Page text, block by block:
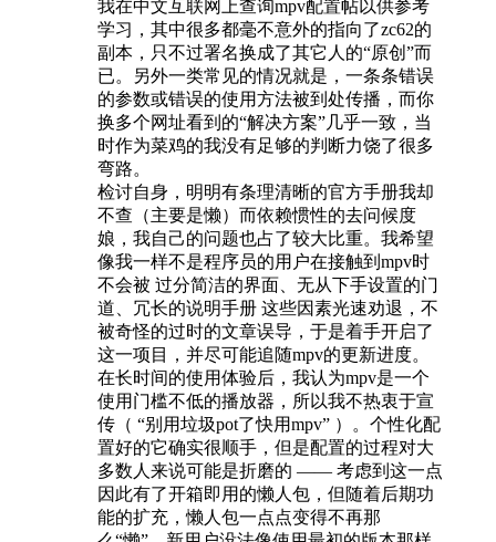
我在中文互联网上查询mpv配置帖以供参考
学习，其中很多都毫不意外的指向了zc62的
副本，只不过署名换成了其它人的“原创”而
已。另外一类常见的情况就是，一条条错误
的参数或错误的使用方法被到处传播，而你
换多个网址看到的“解决方案”几乎一致，当
时作为菜鸡的我没有足够的判断力饶了很多
弯路。
检讨自身，明明有条理清晰的官方手册我却
不查（主要是懒）而依赖惯性的去问候度
娘，我自己的问题也占了较大比重。我希望
像我一样不是程序员的用户在接触到mpv时
不会被 过分简洁的界面、无从下手设置的门
道、冗长的说明手册 这些因素光速劝退，不
被奇怪的过时的文章误导，于是着手开启了
这一项目，并尽可能追随mpv的更新进度。
在长时间的使用体验后，我认为mpv是一个
使用门槛不低的播放器，所以我不热衷于宣
传（ “别用垃圾pot了快用mpv” ）。个性化配
置好的它确实很顺手，但是配置的过程对大
多数人来说可能是折磨的 —— 考虑到这一点
因此有了开箱即用的懒人包，但随着后期功
能的扩充，懒人包一点点变得不再那